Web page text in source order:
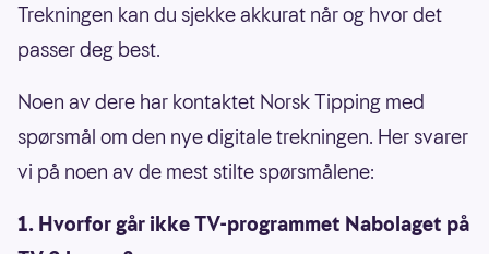
Trekningen kan du sjekke akkurat når og hvor det
passer deg best.
Noen av dere har kontaktet Norsk Tipping med
spørsmål om den nye digitale trekningen. Her svarer
vi på noen av de mest stilte spørsmålene:
1. Hvorfor går ikke TV-programmet Nabolaget på